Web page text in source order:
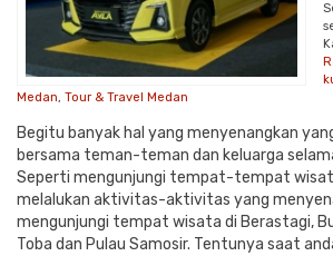
Medan, Tour & Travel Medan
Begitu banyak hal yang menyenangkan
bersama teman-teman dan keluarga
Seperti mengunjungi tempat-tempat
melalukan aktivitas-aktivitas yang
mengunjungi tempat wisata di Berastagi,
Toba dan Pulau Samosir. Tentunya saat